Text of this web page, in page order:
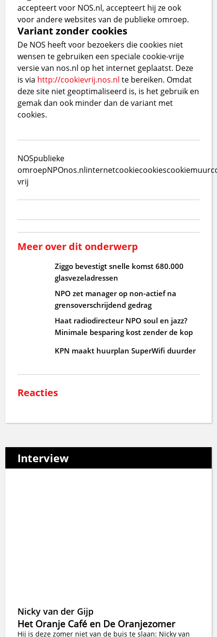
accepteert voor NOS.nl, accepteert hij ze ook
voor andere websites van de publieke omroep.
Variant zonder cookies
De NOS heeft voor bezoekers die cookies niet
wensen te gebruiken een speciale cookie-vrije
versie van nos.nl op het internet geplaatst. Deze
is via http://cookievrij.nos.nl te bereiken. Omdat
deze site niet geoptimaliseerd is, is het gebruik en
gemak dan ook minder dan de variant met
cookies.
NOSpublieke
omroepNPOnos.nlinternetcookiecookiescookiemuur
vrij
Meer over dit onderwerp
Ziggo bevestigt snelle komst 680.000
glasvezeladressen
NPO zet manager op non-actief na
grensoverschrijdend gedrag
Haat radiodirecteur NPO soul en jazz?
Minimale besparing kost zender de kop
KPN maakt huurplan SuperWifi duurder
Reacties
Interview
Nicky van der Gijp
Het Oranje Café en De Oranjezomer
Hij is deze zomer niet van de buis te slaan: Nicky van